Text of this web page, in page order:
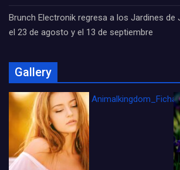
Brunch Electronik regresa a los Jardines de
el 23 de agosto y el 13 de septiembre
Gallery